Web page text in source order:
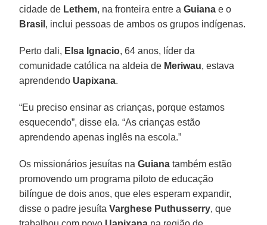
cidade de Lethem, na fronteira entre aGuiana e o
Brasil , inclui pessoas de ambos os grupos indígenas.
Perto dali, Elsa Ignacio, 64 anos, líder da
comunidade católica na aldeia de Meriwau, estava
aprendendo Uapixana.
“Eu preciso ensinar as crianças, porque estamos
esquecendo”, disse ela. “As crianças estão
aprendendo apenas inglês na escola.”
Os missionários jesuítas naGuiana também estão
promovendo um programa piloto de educação
bilíngue de dois anos, que eles esperam expandir,
disse o padre jesuítaVarghese Puthusserry, que